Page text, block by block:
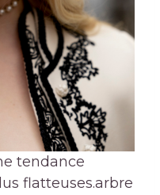
tendance
flatteuses.arbre